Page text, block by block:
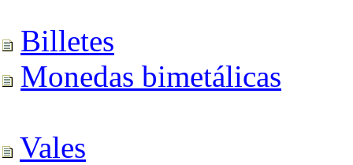
Billetes
Monedas bimetálicas
Vales